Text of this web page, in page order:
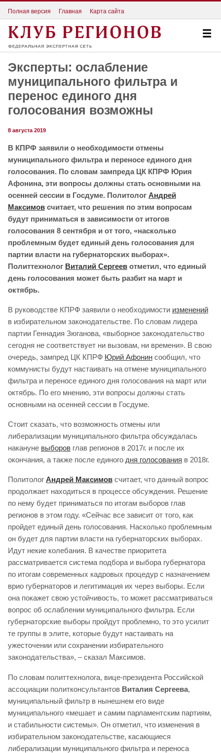
Полная версия Главная Карта сайта
Эксперты: ослабление
муниципального фильтра и
перенос единого дня
голосования возможны
8 августа 2019
В КПРФ заявили о необходимости отмены
муниципального фильтра и переносе единого дня
голосования. По словам зампреда ЦК КПРФ Юрия
Афонина, эти вопросы должны стать основными на
осенней сессии в Госдуме. Политолог Андрей
Максимов считает, что решения по этим вопросам
будут приниматься в зависимости от итогов
голосования 8 сентября и от того, «насколько
проблемным будет единый день голосования для
партии власти на губернаторских выборах».
Политтехнолог Виталий Сергеев отметил, что единый
день голосования может быть разбит на март и
октябрь.
В руководстве КПРФ заявили о необходимости изменений
в избирательном законодательстве. По словам лидера
партии Геннадия Зюганова, «выборное законодательство
сегодня не соответствует ни вызовам, ни времени». В свою
очередь, зампред ЦК КПРФ Юрий Афонин сообщил, что
коммунисты будут настаивать на отмене муниципального
фильтра и переносе единого дня голосования на март или
октябрь. По его мнению, эти вопросы должны стать
основными на осенней сессии в Госдуме.
Стоит сказать, что возможность отмены или
либерализации муниципального фильтра обсуждалась
накануне выборов глав регионов в 2017г. и после их
окончания, а также после единого дня голосования в 2018г.
Политолог Андрей Максимов считает, что данный вопрос
продолжает находиться в процессе обсуждения. Решение
по нему будет приниматься по итогам выборов глав
регионов в этом году. «Сейчас все зависит от того, как
пройдет единый день голосования. Насколько проблемным
он будет для партии власти на губернаторских выборах.
Идут некие колебания. В качестве приоритета
рассматривается система подбора и выбора губернатора
по итогам современных кадровых процедур с назначением
врио губернаторов и легитимация их через выборы. Если
она покажет свою устойчивость, то может рассматриваться
вопрос об ослаблении муниципального фильтра. Если
губернаторские выборы пройдут проблемно, то это усилит
те группы в элите, которые будут настаивать на
ужесточении или сохранении избирательного
законодательства», – сказал Максимов.
По словам политтехнолога, вице-президента Российской
ассоциации политконсультантов Виталия Сергеева,
муниципальный фильтр в нынешнем его виде
муниципального «мешает и самим парламентским партиям,
и стабильности системы». Он отметил, что изменения в
избирательном законодательстве, касающиеся
либерализации муниципального фильтра и переноса